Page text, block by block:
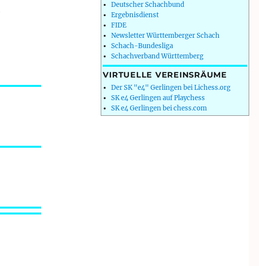
Deutscher Schachbund
Ergebnisdienst
FIDE
Newsletter Württemberger Schach
Schach-Bundesliga
Schachverband Württemberg
VIRTUELLE VEREINSRÄUME
Der SK "e4" Gerlingen bei Lichess.org
SK e4 Gerlingen auf Playchess
SK e4 Gerlingen bei chess.com